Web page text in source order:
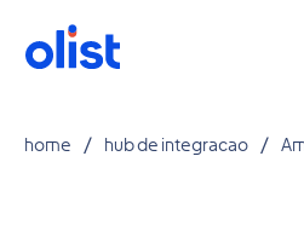
home hub de integracao